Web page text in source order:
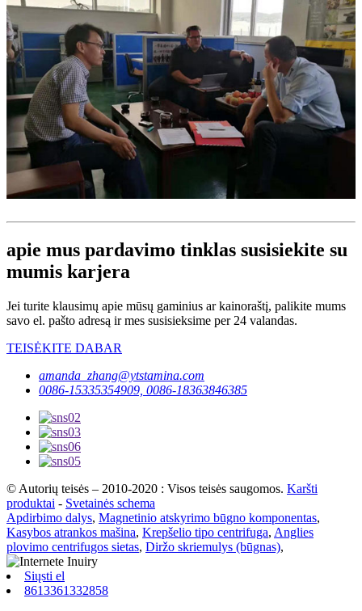
apie mus pardavimo tinklas susisiekite su
mumis karjera
Jei turite klausimų apie mūsų gaminius ar kainoraštį, palikite mums
savo el. pašto adresą ir mes susisieksime per 24 valandas.
TEISĖKITE DABAR
amanda_zhang@ytstamina.com
0086-15335354909, 0086-18363846385
© Autorių teisės – 2010-2020 : Visos teisės saugomos. Karšti
produktai - Svetainės schema
Apdirbimo dalys, Magnetinio atskyrimo būgno komponentas,
Kasybos atrankos mašina, Krepšelio tipo centrifuga, Anglies
plovimo centrifugos sietas, Diržo skriemulys (būgnas),
Siųsti el
8613361332858